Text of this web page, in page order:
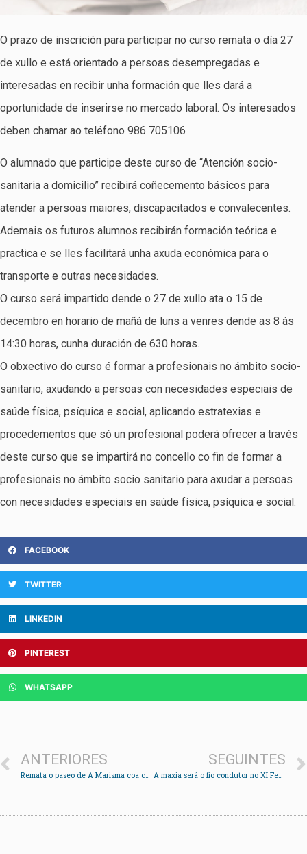
O prazo de inscrición para participar no curso remata o día 27
de xullo e está orientado a persoas desempregadas e
interesadas en recibir unha formación que lles dará a
oportunidade de inserirse no mercado laboral. Os interesados
deben chamar ao teléfono 986 705106
O alumnado que participe deste curso de “Atención socio-
sanitaria a domicilio” recibirá coñecemento básicos para
atender a persoas maiores, discapacitados e convalecentes.
Ademais os futuros alumnos recibirán formación teórica e
practica e se lles facilitará unha axuda económica para o
transporte e outras necesidades.
O curso será impartido dende o 27 de xullo ata o 15 de
decembro en horario de mañá de luns a venres dende as 8 ás
14:30 horas, cunha duración de 630 horas.
O obxectivo do curso é formar a profesionais no ámbito socio-
sanitario, axudando a persoas con necesidades especiais de
saúde física, psíquica e social, aplicando estratexias e
procedementos que só un profesional poderá ofrecer a través
deste curso que se impartirá no concello co fin de formar a
profesionais no ámbito socio sanitario para axudar a persoas
con necesidades especiais en saúde física, psíquica e social.
FACEBOOK
TWITTER
LINKEDIN
PINTEREST
WHATSAPP
ANTERIORES
Remata o paseo de A Marisma coa colocación da ponte peonil sobre o Alvedosa
SEGUINTES
A maxia será o fío condutor no XI Festival Internacional de Artistas de Rúa